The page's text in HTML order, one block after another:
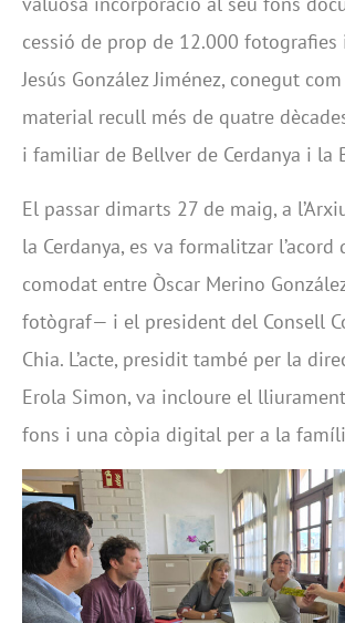
cessió de prop de 12.000
Jesús González Jiménez, conegut
material recull més de quatre
i familiar de Bellver de Cerdanya i la
El passar dimarts 27 de maig, a
la Cerdanya, es va formalitzar l’acord
comodat entre Òscar Merino
fotògraf— i el president del Consell
Chia. L’acte, presidit també per la
Erola Simon, va incloure el
fons i una còpia digital per a la